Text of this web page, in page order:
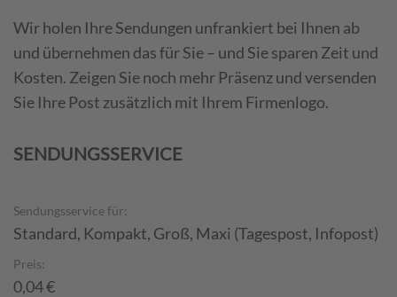
Wir holen Ihre Sendungen unfrankiert bei Ihnen ab
und übernehmen das für Sie – und Sie sparen Zeit und
Kosten. Zeigen Sie noch mehr Präsenz und versenden
Sie Ihre Post zusätzlich mit Ihrem Firmenlogo.
SENDUNGSSERVICE
Sendungsservice für:
Standard, Kompakt, Groß, Maxi (Tagespost, Infopost)
Preis:
0,04 €